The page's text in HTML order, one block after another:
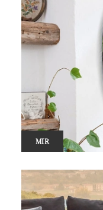
MIR